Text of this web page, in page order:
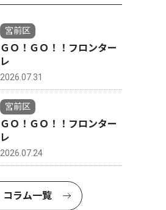
2026.07.08
宮前区
ＧＯ！ＧＯ！！フロンター
レ
2026.07.31
宮前区
ＧＯ！ＧＯ！！フロンター
レ
2026.07.24
コラム一覧